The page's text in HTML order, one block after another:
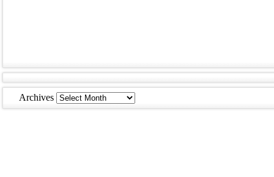
Archives Archives